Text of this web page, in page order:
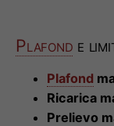
Plafond e
Plafond
Ricarica
Prelievo